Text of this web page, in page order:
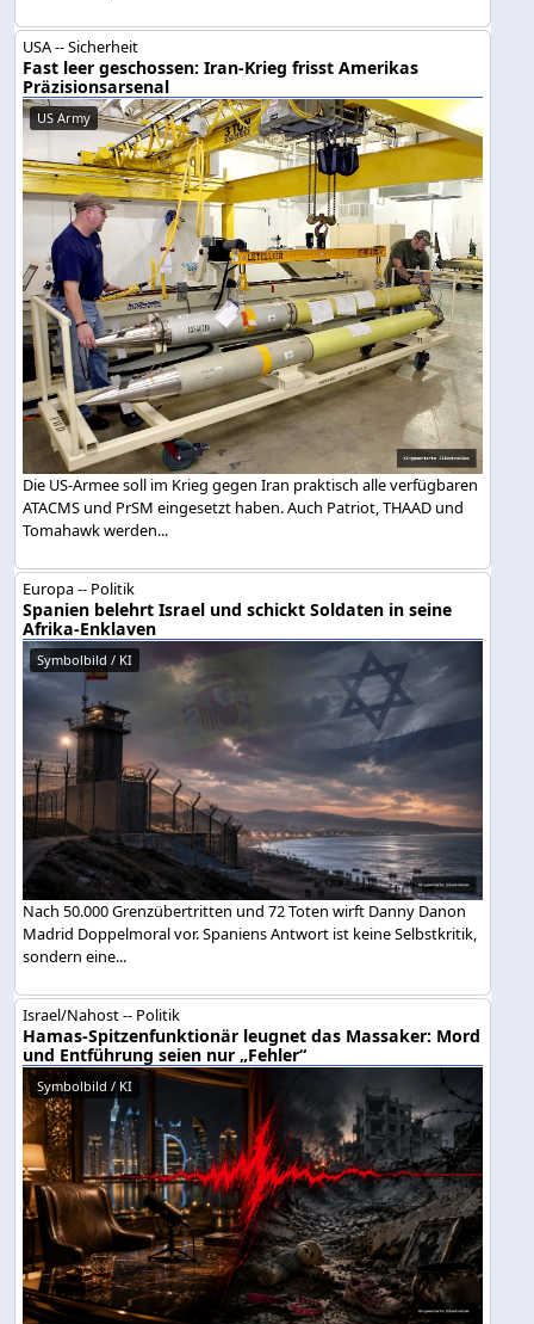
USA -- Sicherheit
Fast leer geschossen: Iran-Krieg frisst Amerikas
Präzisionsarsenal
US Army
Die US-Armee soll im Krieg gegen Iran praktisch alle verfügbaren
ATACMS und PrSM eingesetzt haben. Auch Patriot, THAAD und
Tomahawk werden...
Europa -- Politik
Spanien belehrt Israel und schickt Soldaten in seine
Afrika-Enklaven
Symbolbild / KI
Nach 50.000 Grenzübertritten und 72 Toten wirft Danny Danon
Madrid Doppelmoral vor. Spaniens Antwort ist keine Selbstkritik,
sondern eine...
Israel/Nahost -- Politik
Hamas-Spitzenfunktionär leugnet das Massaker: Mord
und Entführung seien nur „Fehler“
Symbolbild / KI